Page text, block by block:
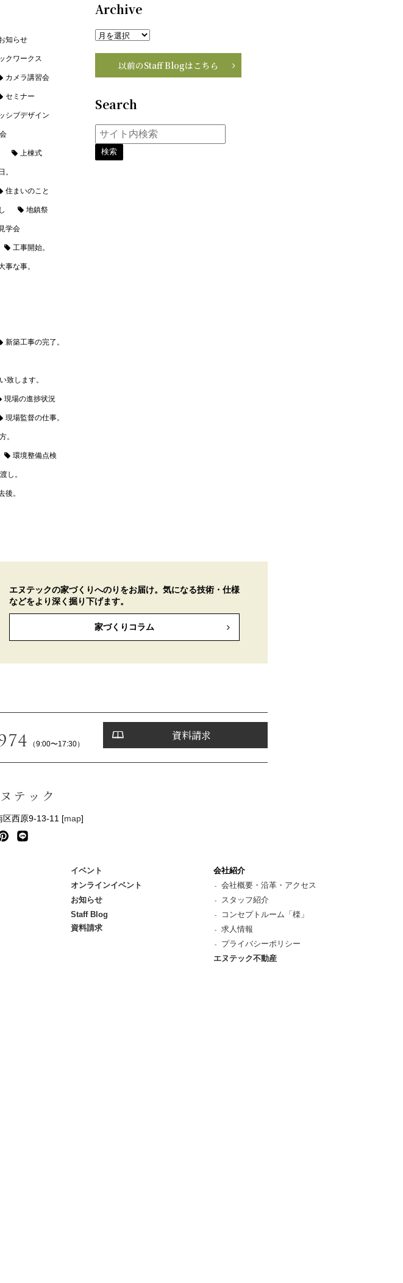
知らせ
クワークス
カメラ講習会
セミナー
シブデザイン
上棟式
。
住まいのこと
地鎮祭
学会
工事開始。
事な事。
新築工事の完了。
致します。
現場の進捗状況
現場監督の仕事。
。
環境整備点検
し。
後。
Archive
以前のStaff Blogはこちら
Search
エヌテックの家づくりへのりをお届け。気になる技術・仕様
などをより深く掘り下げます。
家づくりコラム
（9:00〜17:30）
資料請求
テック
区西原9-13-11 [map]
イベント
オンラインイベント
お知らせ
Staff Blog
資料請求
会社紹介
会社概要・沿革・アクセス
スタッフ紹介
コンセプトルーム「檪」
求人情報
プライバシーポリシー
エヌテック不動産